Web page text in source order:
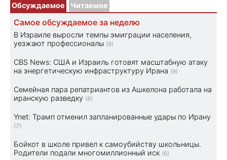
Обсуждаемое Читаемое
Самое обсуждаемое за неделю
В Израиле выросли темпы эмиграции населения,
уезжают профессионалы (9)
CBS News: США и Израиль готовят масштабную атаку
на энергетическую инфраструктуру Ирана (9)
Семейная пара репатриантов из Ашкелона работала на
иранскую разведку (8)
Ynet: Трамп отменил запланированные удары по Ирану
(7)
Бойкот в школе привел к самоубийству школьницы.
Родители подали многомиллионный иск (6)